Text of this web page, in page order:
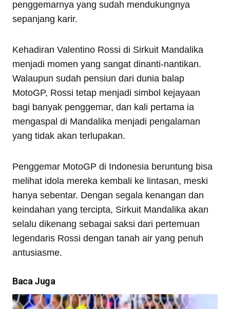
penggemarnya yang sudah mendukungnya
sepanjang karir.
Kehadiran Valentino Rossi di Sirkuit Mandalika
menjadi momen yang sangat dinanti-nantikan.
Walaupun sudah pensiun dari dunia balap
MotoGP, Rossi tetap menjadi simbol kejayaan
bagi banyak penggemar, dan kali pertama ia
mengaspal di Mandalika menjadi pengalaman
yang tidak akan terlupakan.
Penggemar MotoGP di Indonesia beruntung bisa
melihat idola mereka kembali ke lintasan, meski
hanya sebentar. Dengan segala kenangan dan
keindahan yang tercipta, Sirkuit Mandalika akan
selalu dikenang sebagai saksi dari pertemuan
legendaris Rossi dengan tanah air yang penuh
antusiasme.
Baca Juga